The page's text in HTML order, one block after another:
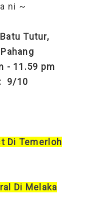
ni ~
Tutur,
- 11.59 pm
9/10
Di Temerloh
Di Melaka